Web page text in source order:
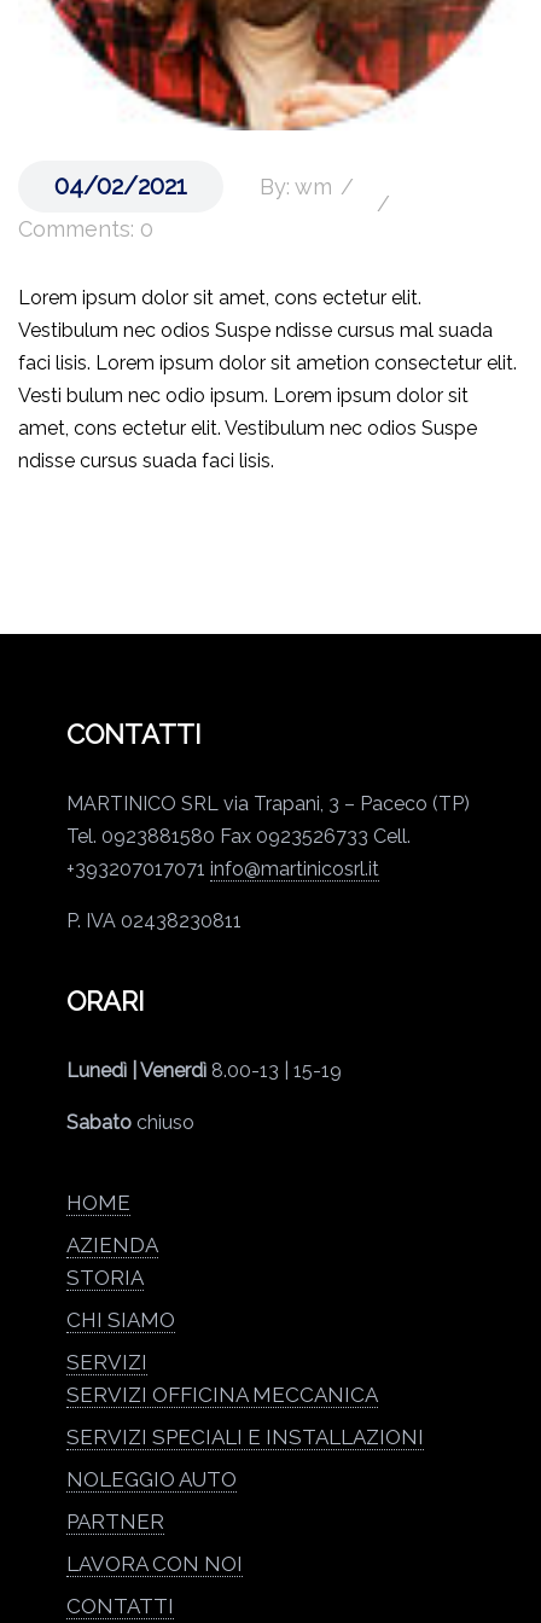
04/02/2021
By: wm
Comments: 0
Lorem ipsum dolor sit amet, cons ectetur elit.
Vestibulum nec odios Suspe ndisse cursus mal suada
faci lisis. Lorem ipsum dolor sit ametion consectetur elit.
Vesti bulum nec odio ipsum. Lorem ipsum dolor sit
amet, cons ectetur elit. Vestibulum nec odios Suspe
ndisse cursus suada faci lisis.
CONTATTI
MARTINICO SRL via Trapani, 3 – Paceco (TP)
Tel. 0923881580 Fax 0923526733 Cell.
+393207017071 info@martinicosrl.it
P. IVA 02438230811
ORARI
Lunedì | Venerdì 8.00-13 | 15-19
Sabato chiuso
HOME
AZIENDA
STORIA
CHI SIAMO
SERVIZI
SERVIZI OFFICINA MECCANICA
SERVIZI SPECIALI E INSTALLAZIONI
NOLEGGIO AUTO
PARTNER
LAVORA CON NOI
CONTATTI